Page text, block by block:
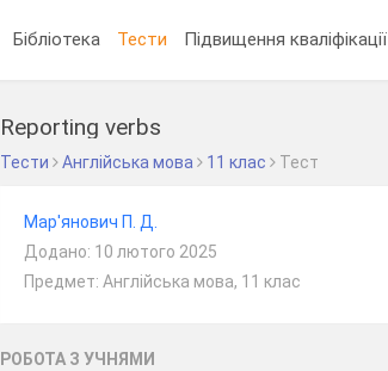
Бібліотека Тести Підвищення кваліфікації
Reporting verbs
Тести Англійська мова 11 клас Тест
Мар'янович П. Д.
Додано: 10 лютого 2025
Предмет: Англійська мова, 11 клас
РОБОТА З УЧНЯМИ